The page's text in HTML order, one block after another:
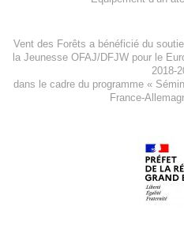
Vent des Forêts a bénéficié du
la Jeunesse OFAJ/DFJWpour le
2018-
dans le cadre du programme «
France-